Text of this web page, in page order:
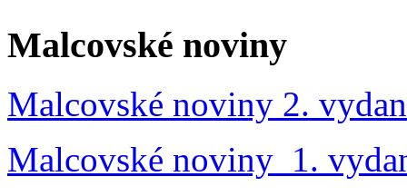
Malcovské noviny
Malcovské noviny 2.
Malcovské noviny 1.